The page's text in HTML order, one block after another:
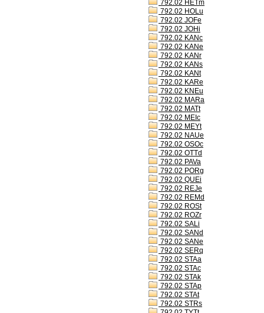
792.02 HETm
792.02 HOLu
792.02 JOFe
792.02 JOHi
792.02 KANc
792.02 KANe
792.02 KANr
792.02 KANs
792.02 KANt
792.02 KARe
792.02 KNEu
792.02 MARa
792.02 MATt
792.02 MEIc
792.02 MEYt
792.02 NAUe
792.02 OSOc
792.02 OTTd
792.02 PAVa
792.02 PORg
792.02 QUEi
792.02 REJe
792.02 REMd
792.02 ROSt
792.02 ROZr
792.02 SALi
792.02 SANd
792.02 SANe
792.02 SERq
792.02 STAa
792.02 STAc
792.02 STAk
792.02 STAp
792.02 STAt
792.02 STRs